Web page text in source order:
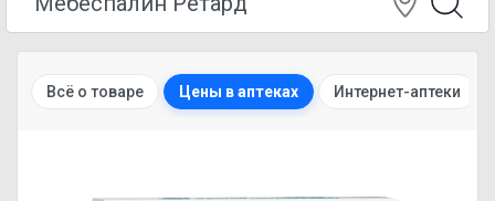
Всё о товаре Цены в аптеках Интернет-аптеки